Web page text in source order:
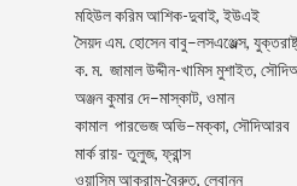
মহিউল করিম আশিক-দুবাই, ইউএই
সৈয়দ এম. হোসেন বাবু–লসএঞ্জেল্স,
ক. ম. জামাল উদ্দীন-খামিস মুশাইত,
অঞ্জন কুমার দে–মাস্কাট, ওমান
কামাল পারভেজ অভি–মক্কা, সৌদিআরব
মার্ক রায়- তুলুজ, ফ্রান্স
ওয়াসিম আকরাম-বৈরুত, লেবানন